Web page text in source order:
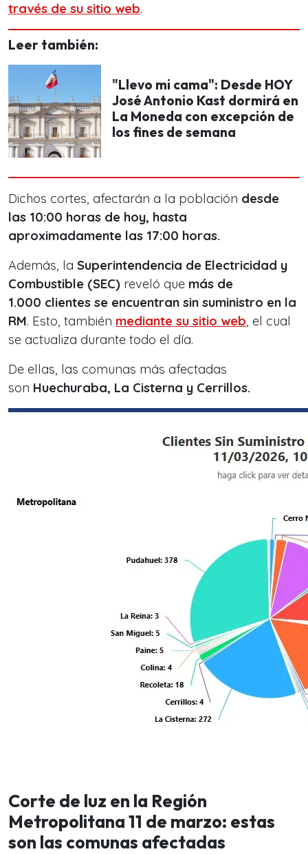
través de su sitio web.
Leer también:
"Llevo mi cama": Desde HOY
José Antonio Kast dormirá en
La Moneda con excepción de
los fines de semana
Dichos cortes, afectarán a la población desde
las 10:00 horas de hoy, hasta
aproximadamente las 17:00 horas.
Además, la Superintendencia de Electricidad y
Combustible (SEC) reveló que más de
1.000 clientes se encuentran sin suministro en la
RM. Esto, también mediante su sitio web, el cual
se actualiza durante todo el día.
De ellas, las comunas más afectadas
son Huechuraba, La Cisterna y Cerrillos.
Corte de luz en la Región
Metropolitana 11 de marzo: estas
son las comunas afectadas